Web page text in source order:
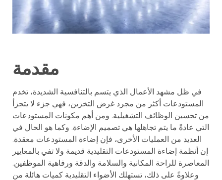
مقدمة
في ظل مشهد الأعمال الذي يتسم بالتنافسية الشديدة، تخدم
المستودعات أكثر من مجرد غرض التخزين، فهي جزء لا يتجزأ
من تحسين الوظائف التشغيلية. ومن أهم مكونات المستودعات
التي عادةً ما يتم تجاهلها هي تصميم الإضاءة. وكما هو الحال في
العديد من العمليات الأخرى، فإن إضاءة المستودعات معقدة.
إن أنظمة إضاءة المستودعات التقليدية قديمة ولا تفي بالمعايير
المعاصرة للراحة المكانية والسلامة والدقة ورفاهية الموظفين.
وعلاوةً على ذلك، تستهلك الأضواء التقليدية كميات هائلة من